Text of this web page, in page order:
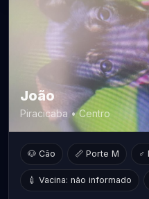
João
Piracicaba • Centro
🐶 Cão 📏 Porte M ♂
💉 Vacina: não informado